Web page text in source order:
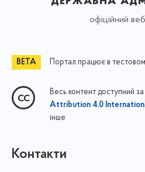
офіційний
Портал працює в
Весь контент доступний за
Attribution 4.0
інше
Контакти